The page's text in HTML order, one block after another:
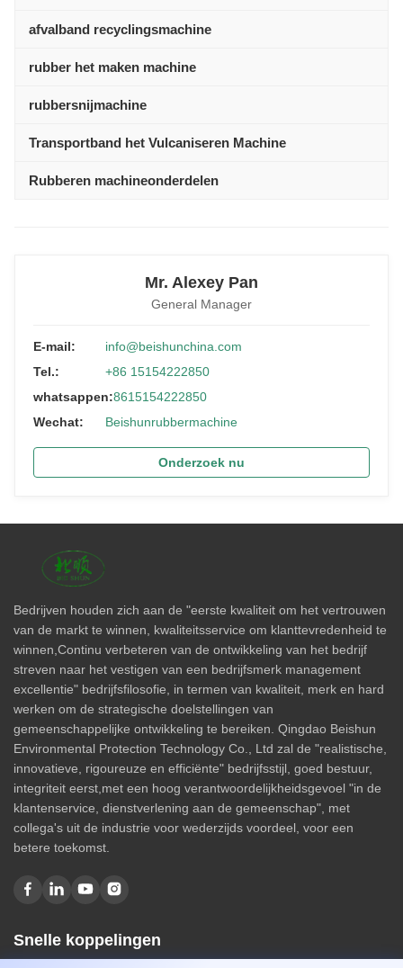
afvalband recyclingsmachine
rubber het maken machine
rubbersnijmachine
Transportband het Vulcaniseren Machine
Rubberen machineonderdelen
Mr. Alexey Pan
General Manager
E-mail:
info@beishunchina.com
Tel.:
+86 15154222850
whatsappen:8615154222850
Wechat:
Beishunrubbermachine
Onderzoek nu
Bedrijven houden zich aan de "eerste kwaliteit om het vertrouwen
van de markt te winnen, kwaliteitsservice om klanttevredenheid te
winnen,Continu verbeteren van de ontwikkeling van het bedrijf
streven naar het vestigen van een bedrijfsmerk management
excellentie" bedrijfsfilosofie, in termen van kwaliteit, merk en hard
werken om de strategische doelstellingen van
gemeenschappelijke ontwikkeling te bereiken. Qingdao Beishun
Environmental Protection Technology Co., Ltd zal de "realistische,
innovatieve, rigoureuze en efficiënte" bedrijfsstijl, goed bestuur,
integriteit eerst,met een hoog verantwoordelijkheidsgevoel "in de
klantenservice, dienstverlening aan de gemeenschap", met
collega's uit de industrie voor wederzijds voordeel, voor een
betere toekomst.
Snelle koppelingen